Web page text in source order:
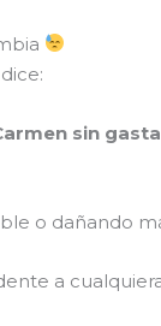
sin
o dañando
a